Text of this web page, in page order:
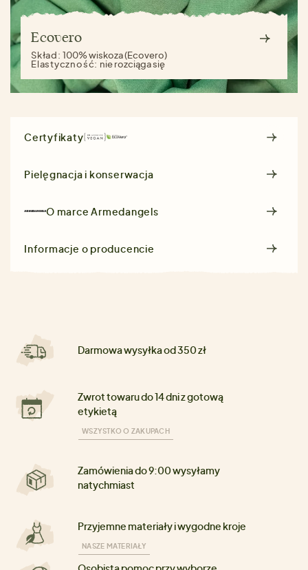
Ecovero
Skład:100% wiskoza (Ecovero)
Elastyczność: nie rozciąga się
Certyfikaty
Pielęgnacja i konserwacja
O marceArmedangels
Informacje o producencie
Darmowa wysyłka od 350 zł
Zwrot towaru do 14 dni z gotową
etykietą
WSZYSTKO O ZAKUPACH
Zamówienia do 9:00 wysyłamy
natychmiast
Przyjemne materiały i wygodne kroje
NASZE MATERIAŁY